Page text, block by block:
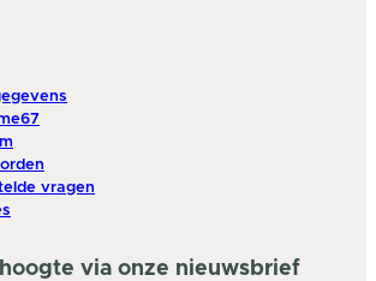
vragen
via onze nieuwsbrief